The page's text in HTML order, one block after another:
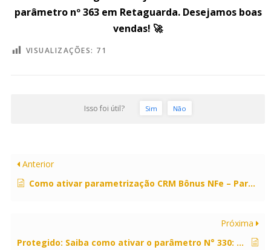
parâmetro nº 363 em Retaguarda. Desejamos boas
vendas! 🚀
VISUALIZAÇÕES: 71
Isso foi útil? Sim Não
Anterior
Como ativar parametrização CRM Bônus NFe – Parâmetro 382.
Próxima
Protegido: Saiba como ativar o parâmetro N° 330: Definição da Categoria de Clientes Carmen Stefffens.